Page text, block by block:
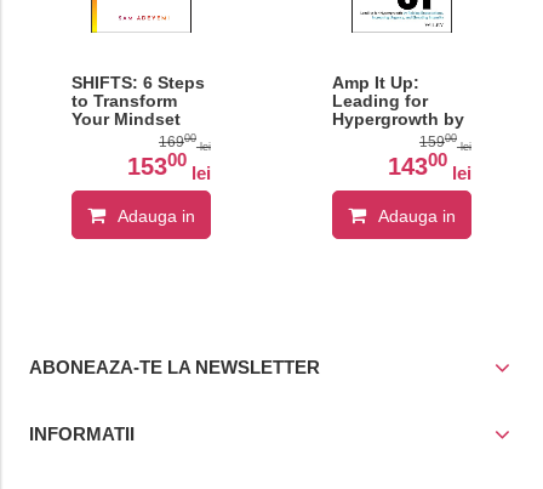
SHIFTS: 6 Steps
to Transform
Your Mindset
and Elevate Your
Leadership
16900
lei
15300
lei
Adauga in
Amp It Up:
Leading for
Hypergrowth by
Expectations,
Increasing
Urgency, and
Elevating
Intensity
15900
lei
14300
lei
Adauga in
ABONEAZA-TE LA NEWSLETTER
INFORMATII